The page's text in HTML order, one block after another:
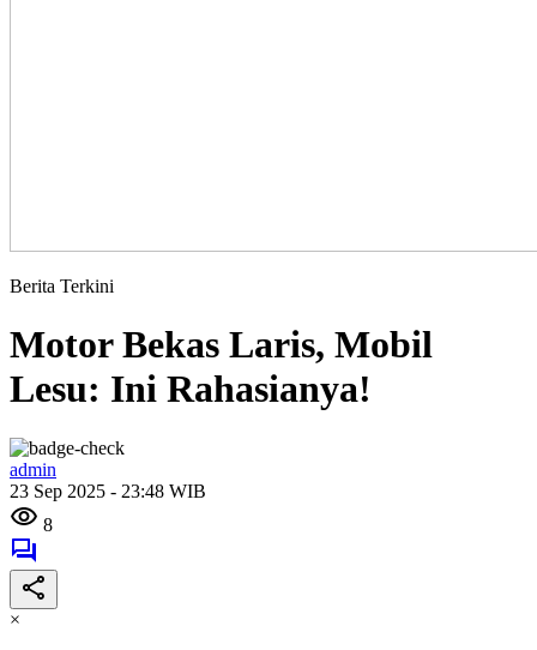
Berita Terkini
Motor Bekas Laris, Mobil
Lesu: Ini Rahasianya!
admin
23 Sep 2025 - 23:48 WIB
8
×